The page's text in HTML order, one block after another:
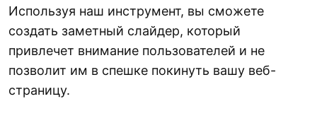
Используя наш инструмент, вы сможете
создать заметный слайдер, который
привлечет внимание пользователей и не
позволит им в спешке покинуть вашу веб-
страницу.